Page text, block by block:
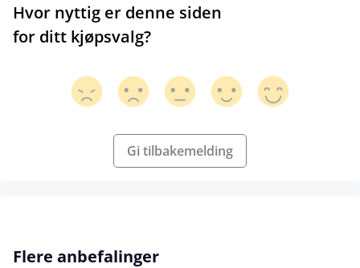
Hvor nyttig er denne siden
for ditt kjøpsvalg?
Gi tilbakemelding
Hopp over produktgalleri
Flere anbefalinger